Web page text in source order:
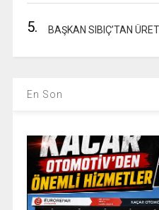
5. BAŞKAN SIBIÇ’TAN
En Son